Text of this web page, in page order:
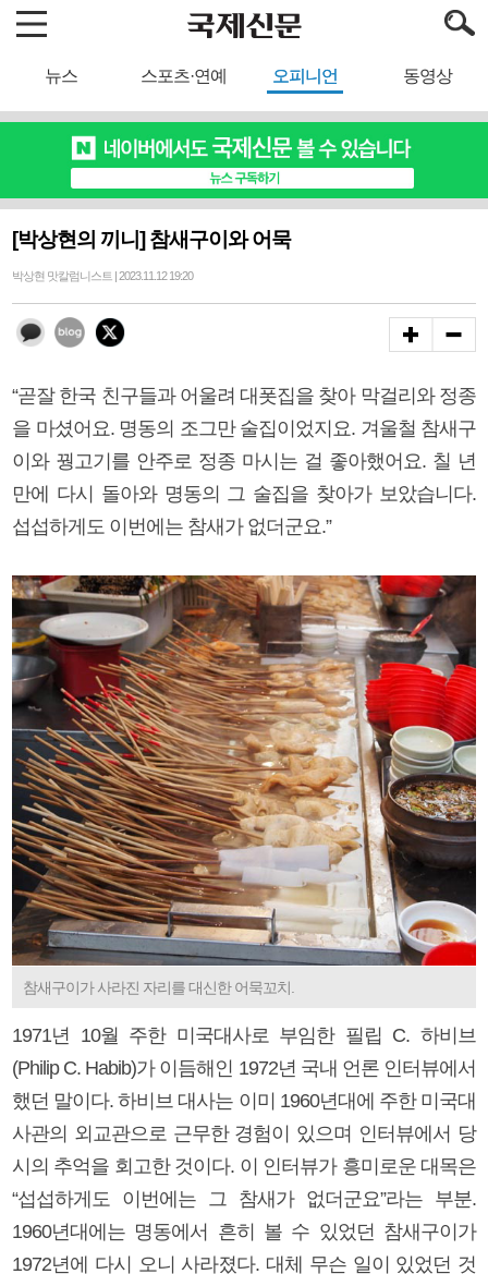
뉴스 스포츠·연예 오피니언 동영상
[박상현의 끼니] 참새구이와 어묵
박상현 맛칼럼니스트 | 2023.11.12 19:20
“곧잘 한국 친구들과 어울려 대폿집을 찾아 막걸리와 정종
을 마셨어요. 명동의 조그만 술집이었지요. 겨울철 참새구
이와 꿩고기를 안주로 정종 마시는 걸 좋아했어요. 칠 년
만에 다시 돌아와 명동의 그 술집을 찾아가 보았습니다.
섭섭하게도 이번에는 참새가 없더군요.”
참새구이가 사라진 자리를 대신한 어묵꼬치.
1971년 10월 주한 미국대사로 부임한 필립 C. 하비브
(Philip C. Habib)가 이듬해인 1972년 국내 언론 인터뷰에서
했던 말이다. 하비브 대사는 이미 1960년대에 주한 미국대
사관의 외교관으로 근무한 경험이 있으며 인터뷰에서 당
시의 추억을 회고한 것이다. 이 인터뷰가 흥미로운 대목은
“섭섭하게도 이번에는 그 참새가 없더군요”라는 부분.
1960년대에는 명동에서 흔히 볼 수 있었던 참새구이가
1972년에 다시 오니 사라졌다. 대체 무슨 일이 있었던 것